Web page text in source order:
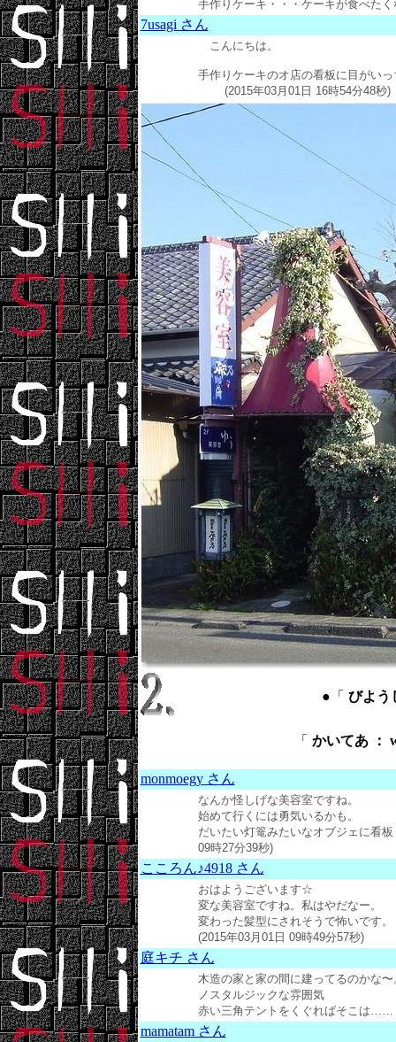
手作りケーキ・・・ケーキが食べた
7usagi さん
こんにちは。
手作りケーキのオ店の看板に目がい
(2015年03月01日 16時54分48秒)
●「 びよう
「 かいてあ ：
monmoegy さん
なんか怪しげな美容室ですね。
始めて行くには勇気いるかも。
だいたい灯篭みたいなオブジェに看
09時27分39秒)
こころん♪4918 さん
おはようございます☆
変な美容室ですね。私はやだなー。
変わった髪型にされそうで怖いです。
(2015年03月01日 09時49分57秒)
庭キチ さん
木造の家と家の間に建ってるのかな〜
ノスタルジックな雰囲気
赤い三角テントをくぐればそこは……
mamatam さん